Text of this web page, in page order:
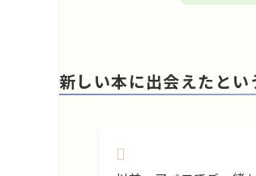
新しい本に出会えたとい